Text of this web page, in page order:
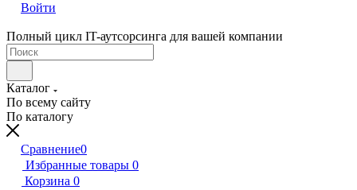
Войти
Полный цикл IT-аутсорсинга для вашей компании
Каталог
По всему сайту
По каталогу
Сравнение0
Избранные товары 0
Корзина 0